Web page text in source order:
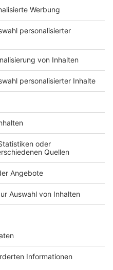
Kontakt
Studio-Hotline
Verkehrs-Hotline
Newsletter